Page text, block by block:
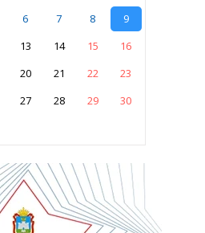
6 7 8
9
13 14 15
16
20 21 22
23
27 28 29
30